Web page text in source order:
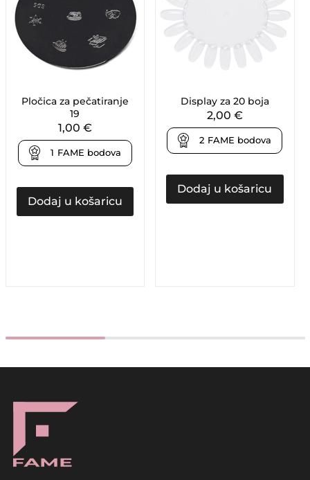
Pločica za pečatiranje
19
1,00 €
1 FAME bodova
Dodaj u košaricu
Display za 20 boja
2,00 €
2 FAME bodova
Dodaj u košaricu